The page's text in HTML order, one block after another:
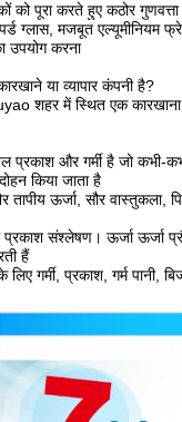
को पूरा करते हुए कठोर
ग्लास, मजबूत एल्यूमीनियम
उपयोग करना
या व्यापार कंपनी है?
शहर में स्थित एक
प्रकाश और गर्मी है जो कभी-
किया जाता है
तापीय ऊर्जा, सौर
संश्लेषण। ऊर्जा ऊर्जा
हैं
लिए गर्मी, प्रकाश, गर्म पानी,